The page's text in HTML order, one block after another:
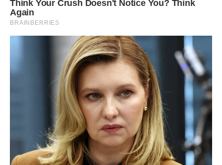
Оксана з чоловіком Сергієм часто затримувалися.